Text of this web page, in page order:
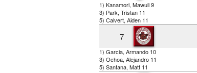
1) Kanamori, Mawuli 9
3) Park, Tristan 11
5) Calvert, Aiden 11
7
1) Garcia, Armando 10
3) Ochoa, Alejandro 11
5) Santana, Matt 11